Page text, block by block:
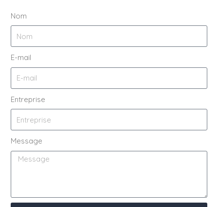
Nom
E-mail
Entreprise
Message